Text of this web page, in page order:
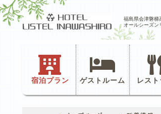
福島県会津磐梯
オールシーズン
宿泊プラン ゲストルーム レス